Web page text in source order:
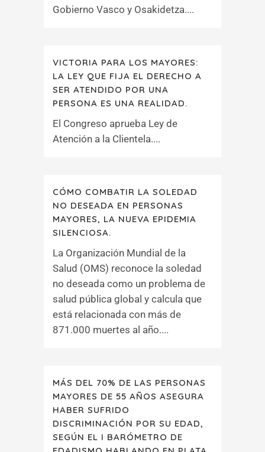
Gobierno Vasco y Osakidetza....
VICTORIA PARA LOS MAYORES:
LA LEY QUE FIJA EL DERECHO A
SER ATENDIDO POR UNA
PERSONA ES UNA REALIDAD.
El Congreso aprueba Ley de
Atención a la Clientela....
CÓMO COMBATIR LA SOLEDAD
NO DESEADA EN PERSONAS
MAYORES, LA NUEVA EPIDEMIA
SILENCIOSA.
La Organización Mundial de la
Salud (OMS) reconoce la soledad
no deseada como un problema de
salud pública global y calcula que
está relacionada con más de
871.000 muertes al año....
MÁS DEL 70% DE LAS PERSONAS
MAYORES DE 55 AÑOS ASEGURA
HABER SUFRIDO
DISCRIMINACIÓN POR SU EDAD,
SEGÚN EL I BARÓMETRO DE